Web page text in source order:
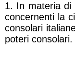
1. In materia di
concernenti la
consolari
poteri consolari.